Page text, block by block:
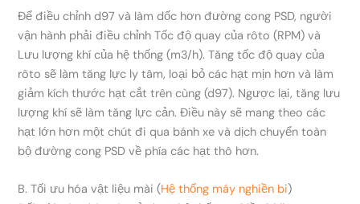
Để điều chỉnh d97 và làm dốc hơn đường cong PSD, người
vận hành phải điều chỉnh Tốc độ quay của rôto (RPM) và
Lưu lượng khí của hệ thống (m3/h). Tăng tốc độ quay của
rôto sẽ làm tăng lực ly tâm, loại bỏ các hạt mịn hơn và làm
giảm kích thước hạt cắt trên cùng (d97). Ngược lại, tăng lưu
lượng khí sẽ làm tăng lực cản. Điều này sẽ mang theo các
hạt lớn hơn một chút đi qua bánh xe và dịch chuyển toàn
bộ đường cong PSD về phía các hạt thô hơn.
B. Tối ưu hóa vật liệu mài (Hệ thống máy nghiền bi)